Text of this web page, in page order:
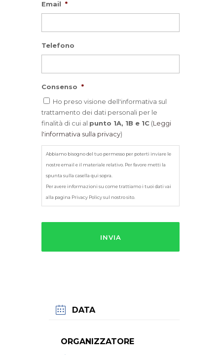
Email *
Telefono
Consenso *
Ho preso visione dell'informativa sul
trattamento dei dati personali per le
finalità di cui al punto 1A, 1B e 1C (Leggi
l'informativa sulla privacy)
Abbiamo bisogno del tuo permesso per poterti inviare le
nostre email e il materiale relativo. Per favore metti la
spunta sulla casella qui sopra.
Per avere informazioni su come trattiamo i tuoi dati vai
alla pagina Privacy Policy sul nostro sito.
DATA
ORGANIZZATORE